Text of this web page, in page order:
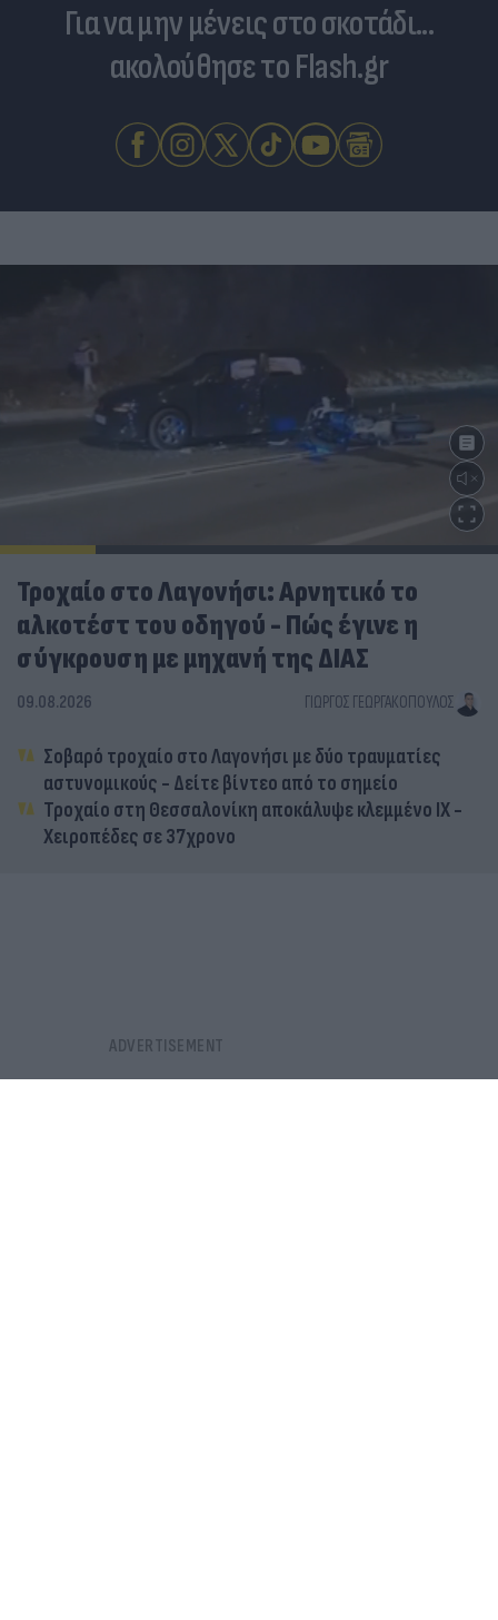
Για να μην μένεις στο σκοτάδι...
ακολούθησε το Flash.gr
Τροχαίο στο Λαγονήσι: Αρνητικό το
αλκοτέστ του οδηγού - Πώς έγινε η
σύγκρουση με μηχανή της ΔΙΑΣ
09.08.2026 ΓΙΏΡΓΟΣ ΓΕΩΡΓΑΚΌΠΟΥΛΟΣ
Σοβαρό τροχαίο στο Λαγονήσι με δύο τραυματίες
αστυνομικούς - Δείτε βίντεο από το σημείο
Τροχαίο στη Θεσσαλονίκη αποκάλυψε κλεμμένο ΙΧ -
Χειροπέδες σε 37χρονο